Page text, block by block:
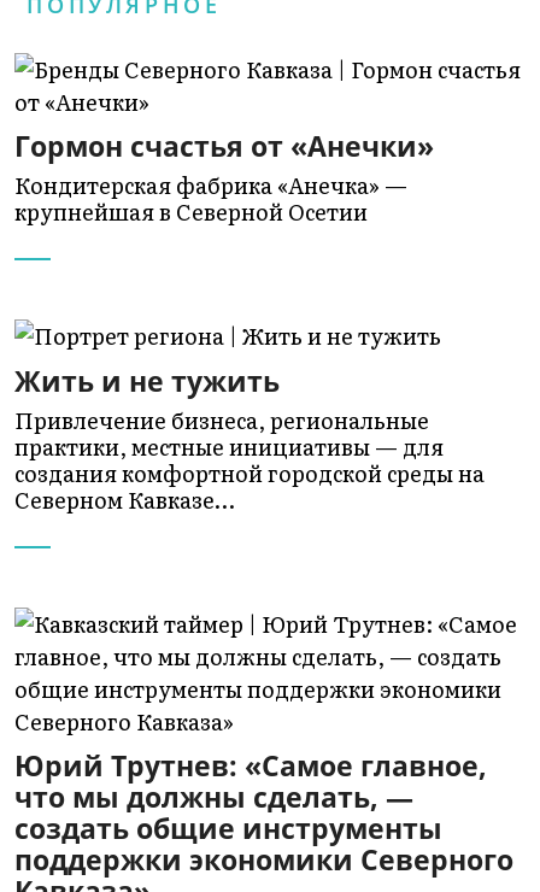
Гормон счастья от «Анечки»
Кондитерская фабрика «Анечка» —
крупнейшая в Северной Осетии
Жить и не тужить
Привлечение бизнеса, региональные
практики, местные инициативы — для
создания комфортной городской среды на
Северном Кавказе…
Юрий Трутнев: «Самое главное,
что мы должны сделать, —
создать общие инструменты
поддержки экономики Северного